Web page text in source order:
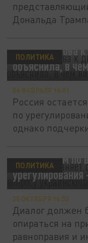
Дональда
Москва готова к
объяснила, в
ПОЛИТИКА
04 ФЕВРАЛЯ 14:01
Россия
по
однако
переговорам по
урегулирования
ПОЛИТИКА
30 ОКТЯБРЯ 16:52
Диалог должен
опираться на
равноправия и